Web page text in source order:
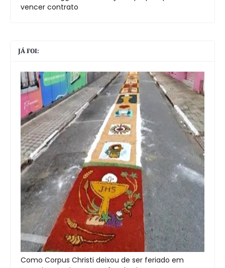
vencer contrato
JÁ FOI:
Como Corpus Christi deixou de ser feriado em